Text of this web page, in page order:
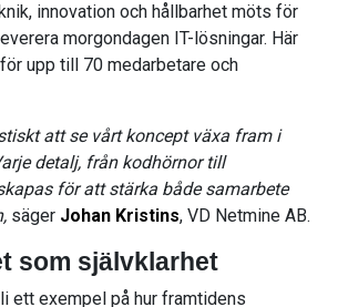
innovation och hållbarhet möts för
morgondagen IT-lösningar. Här
upp till 70 medarbetare och
att se vårt koncept växa fram i
detalj, från kodhörnor till
för att stärka både samarbete
säger Johan Kristins, VD Netmine AB.
som självklarhet
ett exempel på hur framtidens